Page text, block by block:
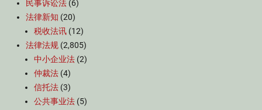
民事诉讼法 (6)
法律新知 (20)
税收法讯 (12)
法律法规 (2,805)
中小企业法 (2)
仲裁法 (4)
信托法 (3)
公共事业法 (5)